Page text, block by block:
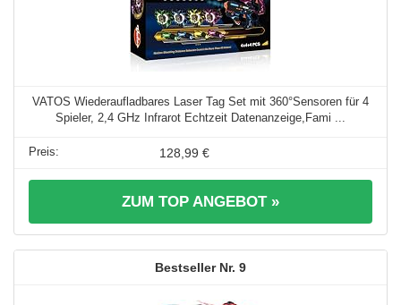
VATOS Wiederaufladbares Laser Tag Set mit 360°Sensoren für 4
Spieler, 2,4 GHz Infrarot Echtzeit Datenanzeige,Fami ...
128,99 €
ZUM TOP ANGEBOT »
9